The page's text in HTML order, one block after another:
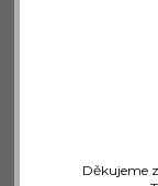
Děkujeme
Co se skrývá
přístup k
Adaptivní
spojený s